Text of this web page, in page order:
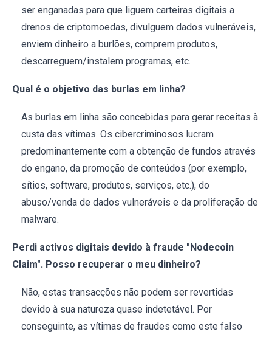
ser enganadas para que liguem carteiras digitais a
drenos de criptomoedas, divulguem dados vulneráveis,
enviem dinheiro a burlões, comprem produtos,
descarreguem/instalem programas, etc.
Qual é o objetivo das burlas em linha?
As burlas em linha são concebidas para gerar receitas à
custa das vítimas. Os cibercriminosos lucram
predominantemente com a obtenção de fundos através
do engano, da promoção de conteúdos (por exemplo,
sítios, software, produtos, serviços, etc.), do
abuso/venda de dados vulneráveis e da proliferação de
malware.
Perdi activos digitais devido à fraude "Nodecoin
Claim". Posso recuperar o meu dinheiro?
Não, estas transacções não podem ser revertidas
devido à sua natureza quase indetetável. Por
conseguinte, as vítimas de fraudes como este falso